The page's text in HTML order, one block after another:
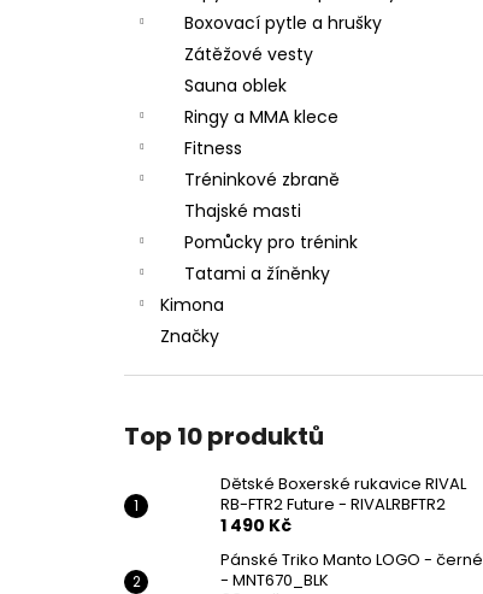
Boxovací pytle a hrušky
Zátěžové vesty
Sauna oblek
Ringy a MMA klece
Fitness
Tréninkové zbraně
Thajské masti
Pomůcky pro trénink
Tatami a žíněnky
Kimona
Značky
Top 10 produktů
Dětské Boxerské rukavice RIVAL
RB-FTR2 Future - RIVALRBFTR2
1 490 Kč
Pánské Triko Manto LOGO - černé
- MNT670_BLK